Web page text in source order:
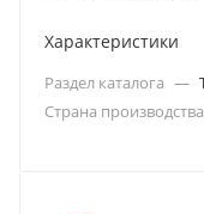
Характеристики
Раздел каталога —
Страна производства